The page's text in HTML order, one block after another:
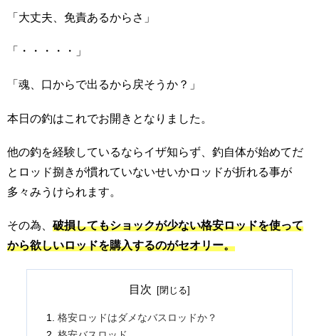
「大丈夫、免責あるからさ」
「・・・・・」
「魂、口からで出るから戻そうか？」
本日の釣はこれでお開きとなりました。
他の釣を経験しているならイザ知らず、釣自体が始めてだ
とロッド捌きが慣れていないせいかロッドが折れる事が
多々みうけられます。
その為、 破損してもショックが少ない格安ロッドを使って
から欲しいロッドを購入するのがセオリー。
目次
格安ロッドはダメなバスロッドか？